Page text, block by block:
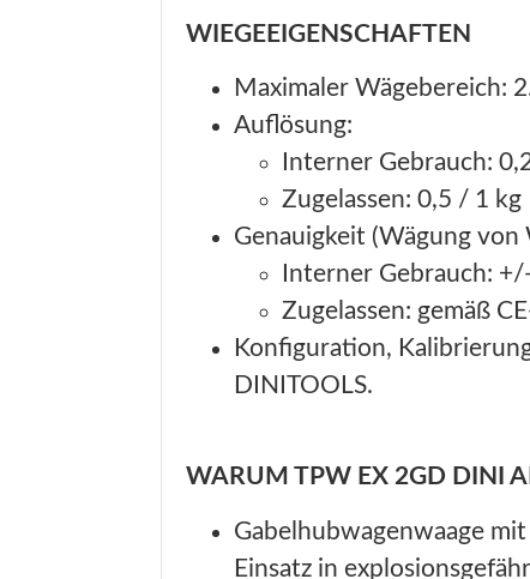
WIEGEEIGENSCHAFTEN
Maximaler Wägebereich:
Auflösung:
Interner Gebrauch:
Zugelassen: 0,5 / 1 kg
Genauigkeit (Wägung
Interner Gebrauch:
Zugelassen: gemäß
Konfiguration,
DINITOOLS.
WARUM TPW EX 2GD DINI
Gabelhubwagenwaage
Einsatz in